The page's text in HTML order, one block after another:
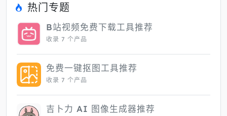
热门专题
B站视频免费下载工具推荐
收录 7 个产品
免费一键抠图工具推荐
收录 7 个产品
吉卜力 AI 图像生成器推荐